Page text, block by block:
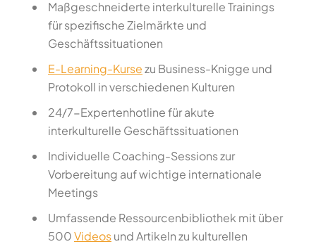
Maßgeschneiderte interkulturelle Trainings
für spezifische Zielmärkte und
Geschäftssituationen
E-Learning-Kursezu Business-Knigge und
Protokoll in verschiedenen Kulturen
24/7-Expertenhotline für akute
interkulturelle Geschäftssituationen
Individuelle Coaching-Sessions zur
Vorbereitung auf wichtige internationale
Meetings
Umfassende Ressourcenbibliothek mit über
500Videosund Artikeln zu kulturellen